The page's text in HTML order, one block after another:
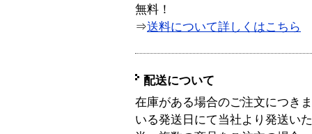
無料！
⇒送料について詳しくはこちら
配送について
在庫がある場合のご注文につき
いる発送日にて当社より発送い